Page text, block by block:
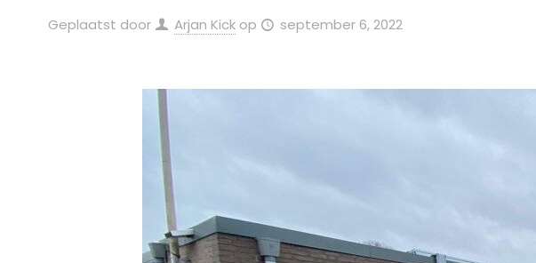
Geplaatst door Arjan Kick op september 6, 2022